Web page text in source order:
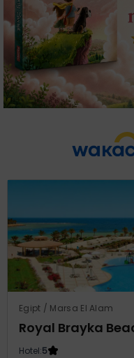
Egipt / Marsa El Alam
Hotel:5